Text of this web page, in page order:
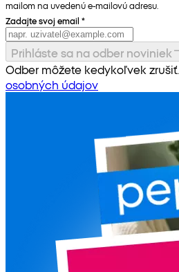
mailom na uvedenú e-mailovú adresu.
Zadajte svoj email *
Prihláste sa na odber noviniek
Odber môžete kedykoľvek zrušiť.
osobných údajov